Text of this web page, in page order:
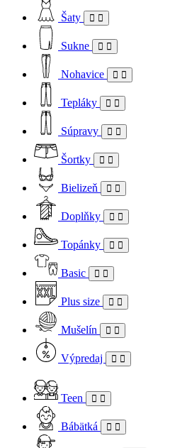
Šaty
Sukne
Nohavice
Tepláky
Súpravy
Šortky
Bielizeň
Doplňky
Topánky
Basic
Plus size
Mušelín
Výpredaj
Teen
Bábätká